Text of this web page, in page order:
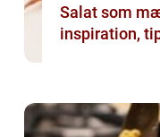
Salat som
inspiration,